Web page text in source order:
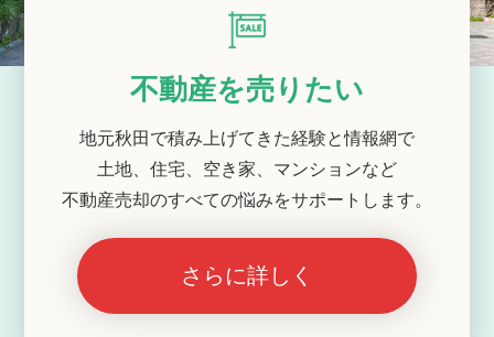
不動産を売りたい
地元秋田で積み上げてきた経験と情報網で
土地、住宅、空き家、マンションなど
不動産売却のすべての悩みをサポートします。
さらに詳しく